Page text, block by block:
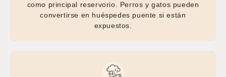
como principal reservorio. Perros y gatos pueden
convertirse en huéspedes puente si están
expuestos.